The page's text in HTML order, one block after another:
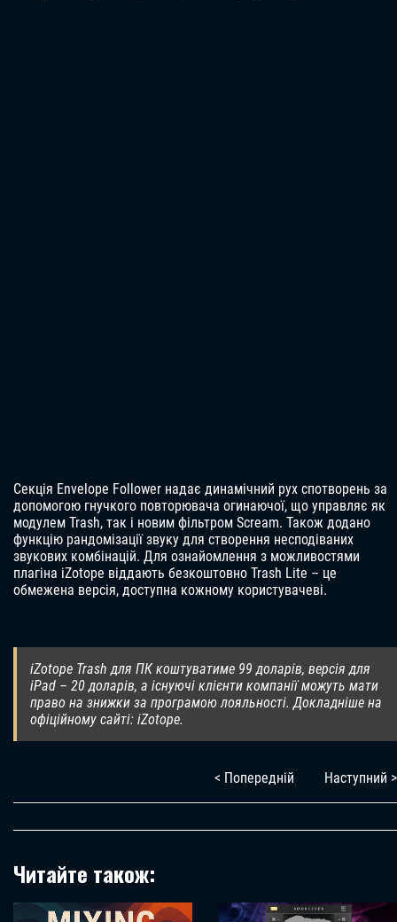
Секція Envelope Follower надає динамічний рух спотворень за
допомогою гнучкого повторювача огинаючої, що управляє як
модулем Trash, так і новим фільтром Scream. Також додано
функцію рандомізації звуку для створення несподіваних
звукових комбінацій. Для ознайомлення з можливостями
плагіна iZotope віддають безкоштовно Trash Lite – це
обмежена версія, доступна кожному користувачеві.
iZotope Trash для ПК коштуватиме 99 доларів, версія для
iPad – 20 доларів, а існуючі клієнти компанії можуть мати
право на знижки за програмою лояльності. Докладніше на
офіційному сайті: iZotope.
< Попередній Наступний >
Читайте також: